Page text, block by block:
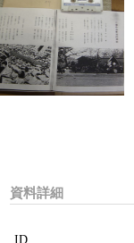
資料詳細
ID